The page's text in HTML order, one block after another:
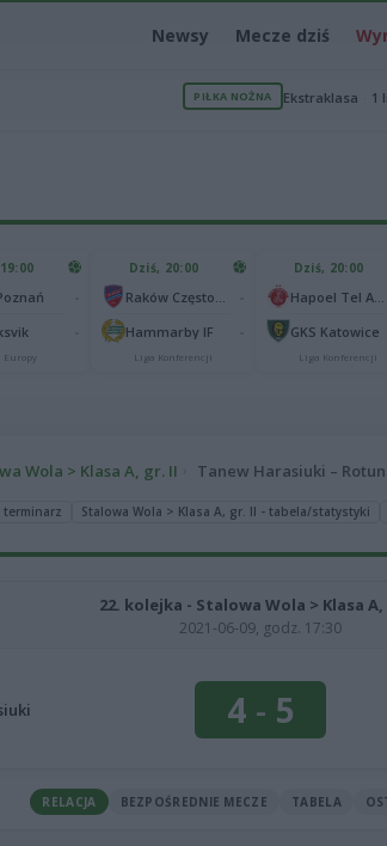
Newsy Mecze dziś
PIŁKA NOŻNA Ekstraklasa 1
Europy
Dziś, 20:00
Hammarby IF
Liga Konferencji
Dziś, 20:00
GKS Katowice
Liga Konferencji
Wola > Klasa A, gr. II Tanew Harasiuki –
terminarz Stalowa Wola > Klasa A, gr. II - tabela/statystyki
22. kolejka - Stalowa Wola > Klasa
2021-06-09, godz. 17:30
4 - 5
RELACJA BEZPOŚREDNIE MECZE TABELA